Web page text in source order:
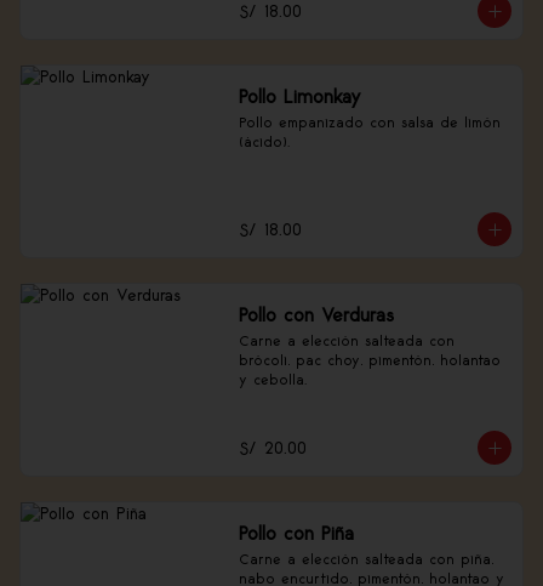
S/ 18.00
Pollo Limonkay
Pollo empanizado con salsa de limón
(ácido).
S/ 18.00
Pollo con Verduras
Carne a elección salteada con
brócoli, pac choy, pimentón, holantao
y cebolla.
S/ 20.00
Pollo con Piña
Carne a elección salteada con piña,
nabo encurtido, pimentón, holantao y